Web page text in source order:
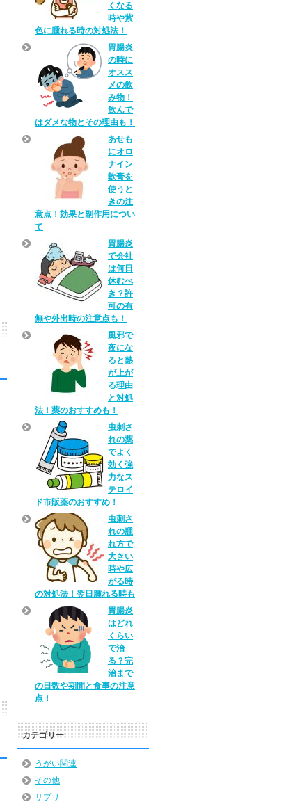
くなる
時や紫
色に腫れる時の対処法！
胃腸炎
の時に
オスス
メの飲
み物！
飲んで
はダメな物とその理由も！
あせも
にオロ
ナイン
軟膏を
使うと
きの注
意点！効果と副作用につい
て
胃腸炎
で会社
は何日
休むべ
き？許
可の有
無や外出時の注意点も！
風邪で
夜にな
ると熱
が上が
る理由
と対処
法！薬のおすすめも！
虫刺さ
れの薬
でよく
効く強
力なス
テロイ
ド市販薬のおすすめ！
虫刺さ
れの腫
れ方で
大きい
時や広
がる時
の対処法！翌日腫れる時も
胃腸炎
はどれ
くらい
で治
る？完
治まで
の日数や期間と食事の注意
点！
カテゴリー
うがい関連
その他
サプリ